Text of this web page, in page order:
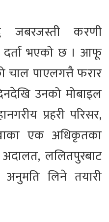
जबरजस्ती करणी
दर्ता भएको छ । आफू
चाल पाएलगत्तै फरार
उनको मोबाइल
प्रहरी परिसर,
एक अधिकृतका
ललितपुरबाट
अनुमति लिने तयारी